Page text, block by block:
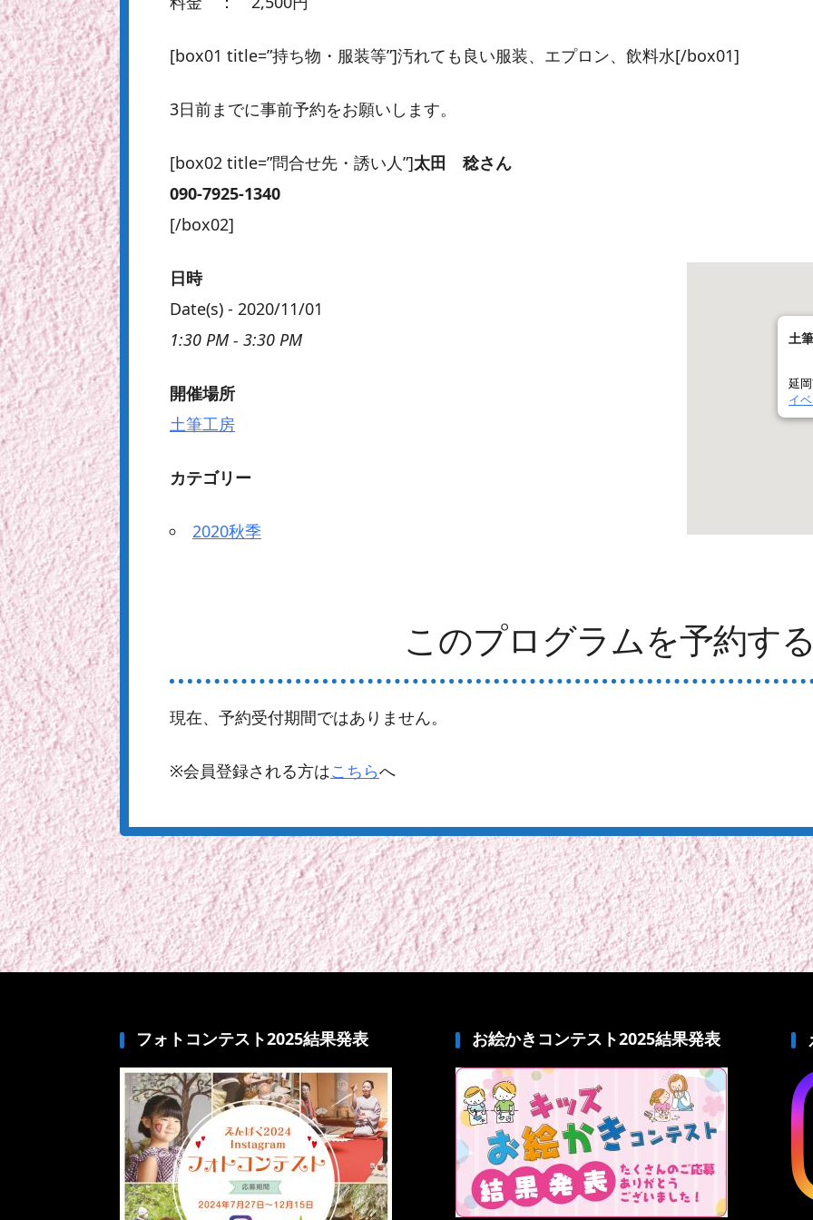
[box01 title=”持ち物・服装等”]汚れても良い服装、エプロン、飲料水[/box01]
3日前までに事前予約をお願いします。
[box02 title=”問合せ先・誘い人”]太田 稔さん
090-7925-1340
[/box02]
土
延
イ
日時
Date(s) - 2020/11/01
1:30 PM - 3:30 PM
開催場所
土筆工房
カテゴリー
2020秋季
このプログラムを予約す
現在、予約受付期間ではありません。
※会員登録される方はこちらへ
フォトコンテスト2025結果発表 お絵かきコンテスト2025結果発表